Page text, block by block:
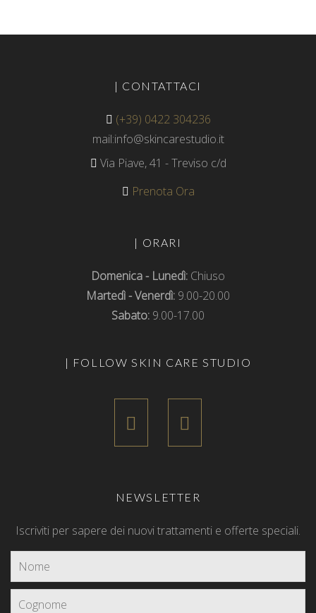
| CONTATTACI
(+39) 0422 304236
mail:info@skincarestudio.it
Via Piave, 41 - Treviso c/d
Prenota Ora
| ORARI
Domenica - Lunedì: Chiuso
Martedì - Venerdì: 9.00-20.00
Sabato: 9.00-17.00
| FOLLOW SKIN CARE STUDIO
NEWSLETTER
Iscriviti per sapere dei nuovi trattamenti e offerte speciali.